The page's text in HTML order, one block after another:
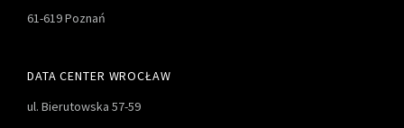
61-619 Poznań
DATA CENTER WROCŁAW
ul. Bierutowska 57-59